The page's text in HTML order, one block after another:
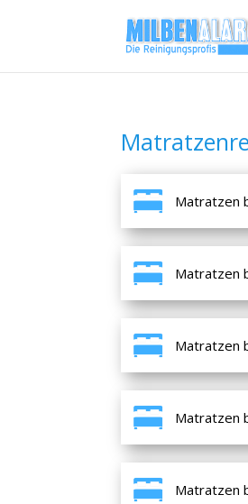
Matratzen
Matratzen
Matratzen
Matratzen
Matratzen